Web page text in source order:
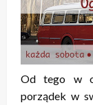
Od tego w
porządek w